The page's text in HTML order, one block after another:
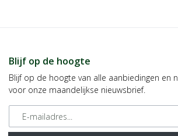
Blijf op de hoogte
Blijf op de hoogte van alle aanbiedingen en
voor onze maandelijkse nieuwsbrief.
E-mailadres